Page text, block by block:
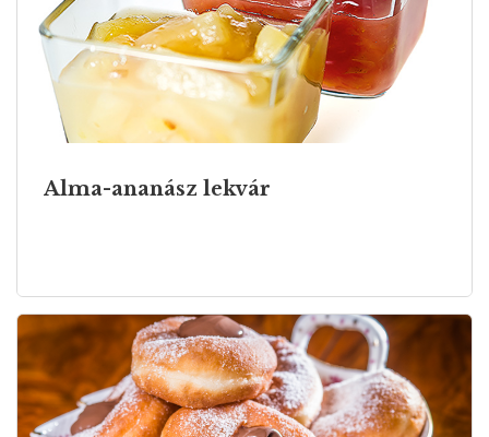
Alma-ananász lekvár